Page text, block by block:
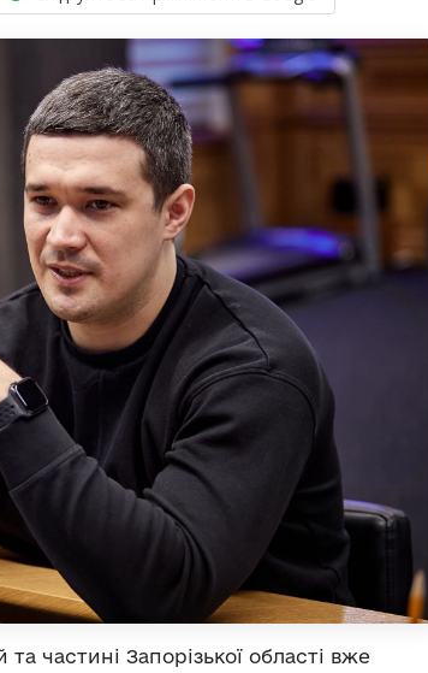
та частині Запорізької області вже